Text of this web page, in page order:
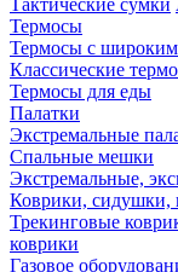
Тактические сумки
Термосы
Термосы с
Классические
Термосы для еды
Палатки
Экстремальные
Спальные мешки
Экстремальные,
Коврики, сидушки,
Трекинговые
коврики
Газовое